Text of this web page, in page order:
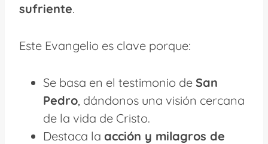
sufriente.
Este Evangelio es clave porque:
Se basa en el testimonio de San
Pedro, dándonos una visión cercana
de la vida de Cristo.
Destaca la acción y milagros de